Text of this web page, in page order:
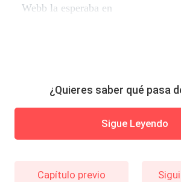
Webb la esperaba en
¿Quieres saber qué pasa
Sigue Leyendo
Capítulo previo